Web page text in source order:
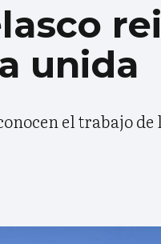
unida
el trabajo